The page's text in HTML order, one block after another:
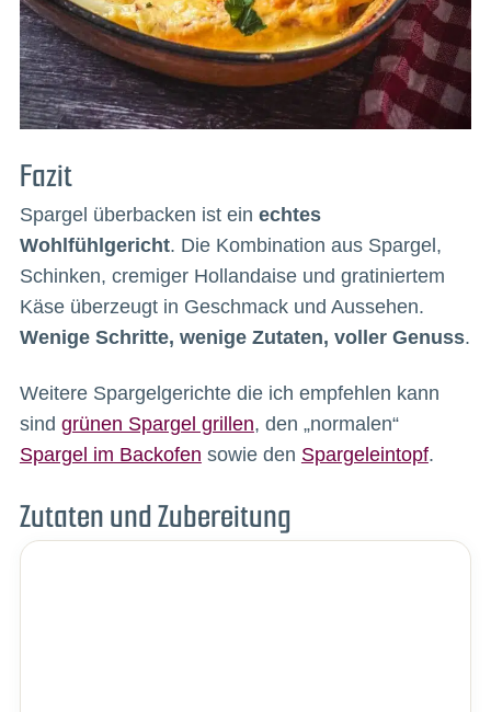
Fazit
Spargel überbacken ist ein echtes
Wohlfühlgericht. Die Kombination aus Spargel,
Schinken, cremiger Hollandaise und gratiniertem
Käse überzeugt in Geschmack und Aussehen.
Wenige Schritte, wenige Zutaten, voller Genuss.
Weitere Spargelgerichte die ich empfehlen kann
sind grünen Spargel grillen, den „normalen“
Spargel im Backofen sowie den Spargeleintopf.
Zutaten und Zubereitung